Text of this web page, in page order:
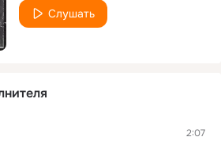
Слушать
2:07